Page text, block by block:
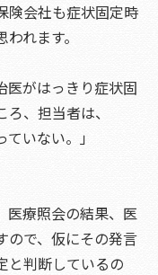
険会社も症状固定時
れます。
医がはっきり症状固
、担当者は、
いない。」
医療照会の結果、医
ので、仮にその発言
と判断しているの